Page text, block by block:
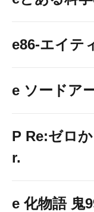
e86-エイテ
e ソードア
P Re:ゼロ
r.
e 化物語 鬼